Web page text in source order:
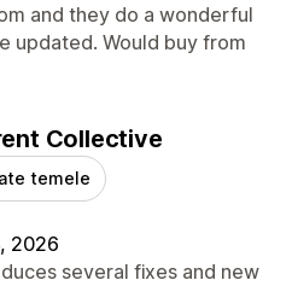
and they do a wonderful
updated. Would buy from
Collective
temele
2026
several fixes and new